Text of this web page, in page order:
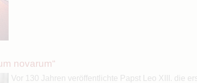
novarum“
Vor 130 Jahren veröffentlichte Papst Leo XIII. die